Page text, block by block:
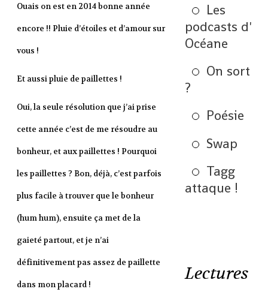
Ouais on est en 2014 bonne année
encore !! Pluie d’étoiles et d’amour sur
vous !
Et aussi pluie de paillettes !
Oui, la seule résolution que j’ai prise
cette année c’est de me résoudre au
bonheur, et aux paillettes ! Pourquoi
les paillettes ? Bon, déjà, c’est parfois
plus facile à trouver que le bonheur
(hum hum), ensuite ça met de la
gaieté partout, et je n’ai
définitivement pas assez de paillette
dans mon placard !
Les
podcasts d'
Océane
On sort
?
Poésie
Swap
Tagg
attaque !
Lectures